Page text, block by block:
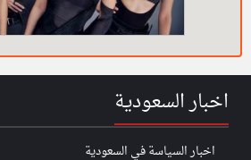
اخبار السعودية
اخبار السياسة في السعودية